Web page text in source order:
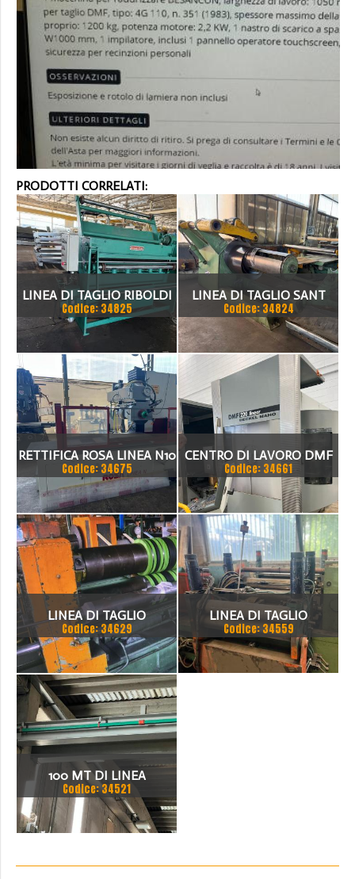
PRODOTTI CORRELATI:
LINEA DI TAGLIO RIBOLDI
1500 X 2MM
Codice: 34825
LINEA DI TAGLIO SANT
1500 X 3 MM
Codice: 34824
RETTIFICA ROSA LINEA N10
Codice: 34675
CENTRO DI LAVORO DMF
220 LINEAR
Codice: 34661
LINEA DI TAGLIO
LONGITUDINALE
Codice: 34629
LINEA DI TAGLIO
Codice: 34559
100 MT DI LINEA
BLINDOSBARRA
Codice: 34521